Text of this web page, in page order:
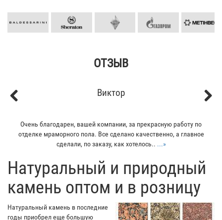
ОТЗЫВ
Виктор
Очень благодарен, вашей компании, за прекрасную работу по
отделке мраморного пола. Все сделано качественно, а главное
сделали, по заказу, как хотелось.. ...»
​Натуральный и природный
камень оптом и в розницу
Натуральный камень в последние
годы приобрел еще большую